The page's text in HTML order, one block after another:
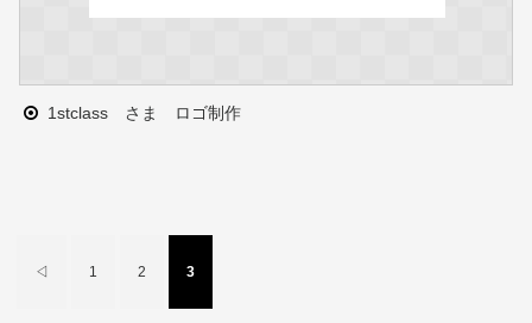
1stclass さま ロゴ制作
◁ 1 2 3